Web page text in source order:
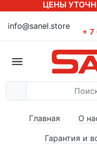
ЦЕНЫ
info@sanel.store
+ 7
Главная О
Гарантия и